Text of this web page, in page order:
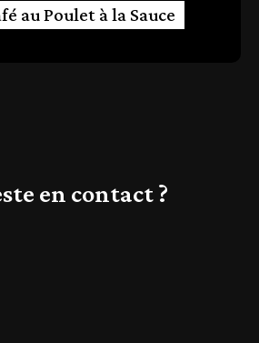
au Poulet à la Sauce
en contact ?